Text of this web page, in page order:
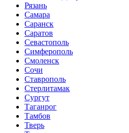
Рязань
Самара
Саранск
Саратов
Севастополь
Симферополь
Смоленск
Сочи
Ставрополь
Стерлитамак
Сургут
Таганрог
Тамбов
Тверь